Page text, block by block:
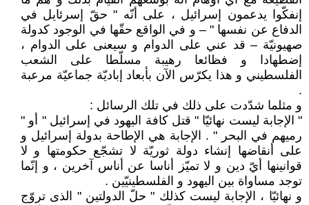
إنفكّوا يدعمون إسرائيل ، على أنّه " حقّ إسرئايل في
الدفاع عن نفسها " – و في الواقع حقّها في الوجود كدولة
صهيونيّة – قد عني على الدوام و سيعنى على الدوام ،
إضطهادا و فظائعا رهيبة مسلّطا على الشعب
الفلسطيني و هذا يكرّس الآن بأبعاد إباديّة جماعيّة مرعبة
.
و مثلما شدّدت على ذلك في تلك الرسائل :
" الإجابة ليست نهائيّا " قتل كافة اليهود في إسرائيل " أو "
رميهم في البحر " . الإجابة هي الإطاحة بدولة إسرائيل و
على أنقاضها إنشاء دولة ثوريّة لا تشجّع حكومتها و لا
قوانينها أيّ دين و لا تميّز أناسا عن أناس آخرين ، و إنّما
توجد مساواة بين اليهود و الفلسطينيّين .
و نهائيّا ، الإجابة ليست كذلك " حلّ الدولتين " الذى تروّج